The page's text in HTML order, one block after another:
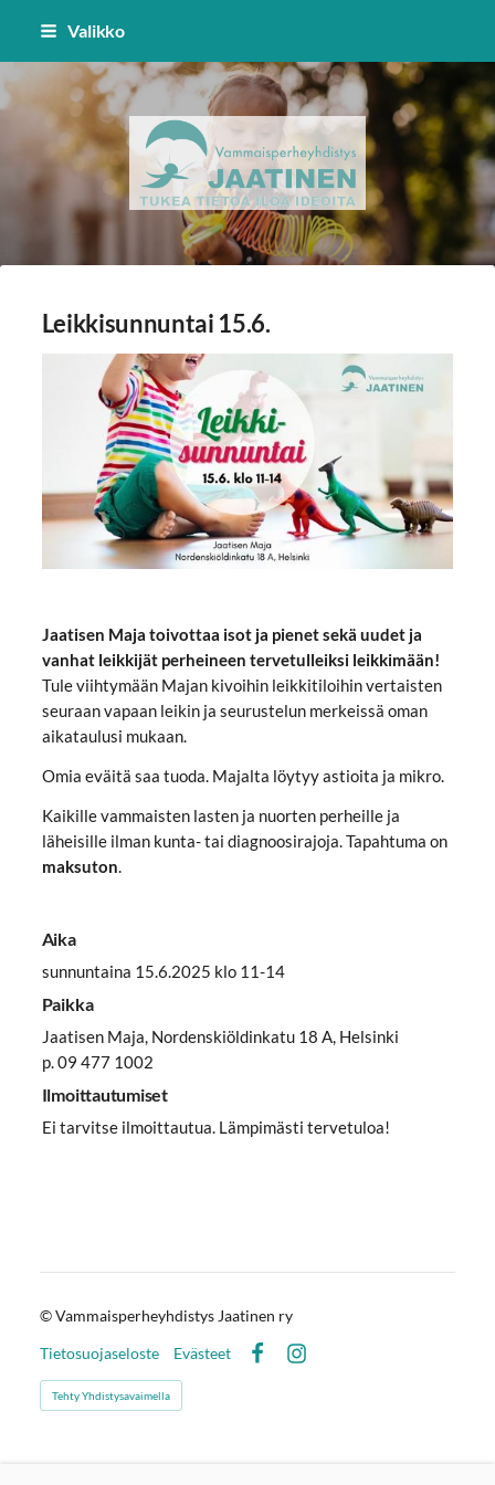
Siirry
Valikko
Vammaisperheyhdistys
Leikkisunnuntai 15.6.
Jaatisen Maja toivottaa isot ja pienet sekä uudet ja
vanhat leikkijät perheineen tervetulleiksi leikkimään!
Tule viihtymään Majan kivoihin leikkitiloihin vertaisten
seuraan vapaan leikin ja seurustelun merkeissä oman
aikataulusi mukaan.
Omia eväitä saa tuoda. Majalta löytyy astioita ja mikro.
Kaikille vammaisten lasten ja nuorten perheille ja
läheisille ilman kunta- tai diagnoosirajoja. Tapahtuma on
maksuton.
Aika
sunnuntaina 15.6.2025 klo 11-14
Paikka
Jaatisen Maja, Nordenskiöldinkatu 18 A, Helsinki
p. 09 477 1002
Ilmoittautumiset
Ei tarvitse ilmoittautua. Lämpimästi tervetuloa!
©Vammaisperheyhdistys Jaatinen ry
Tietosuojaseloste
Evästeet
Tehty Yhdistysavaimella